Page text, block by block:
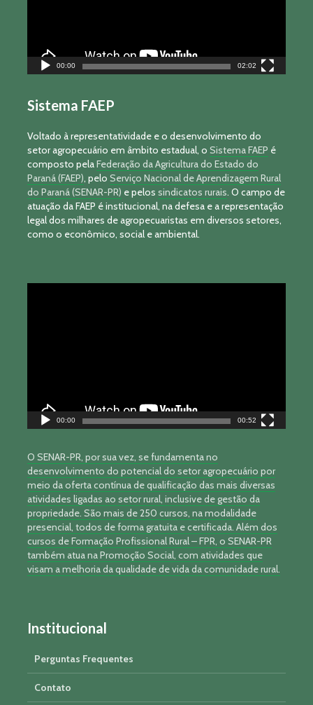
00:00 02:02
Sistema FAEP
Voltado à representatividade e o desenvolvimento do
setor agropecuário em âmbito estadual, o Sistema FAEP é
composto pelaFederação da Agricultura do Estado do
Paraná (FAEP), pelo Serviço Nacional de Aprendizagem Rural
do Paraná (SENAR-PR) e pelos sindicatos rurais. O campo de
atuação da FAEP é institucional, na defesa e a representação
legal dos milhares de agropecuaristas em diversos setores,
como o econômico, social e ambiental.
00:00 00:52
O SENAR-PR, por sua vez, se fundamenta no
desenvolvimento do potencial do setor agropecuário por
meio da oferta contínua de qualificação das mais diversas
atividades ligadas ao setor rural, inclusive de gestão da
propriedade. São mais de 250 cursos, na modalidade
presencial, todos de forma gratuita e certificada. Além dos
cursos de Formação Profissional Rural – FPR, o SENAR-PR
também atua na Promoção Social, com atividades que
visam a melhoria da qualidade de vida da comunidade rural.
Institucional
Perguntas Frequentes
Contato